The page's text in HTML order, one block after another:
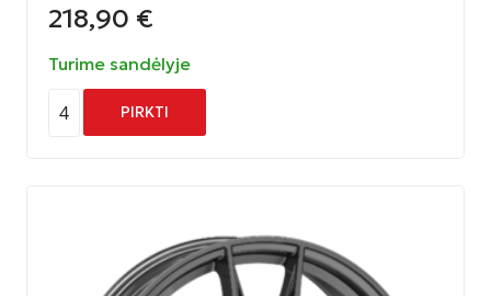
218,90 €
Turime sandėlyje
4 PIRKTI